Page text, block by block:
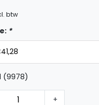
btw
*
(9978)
+